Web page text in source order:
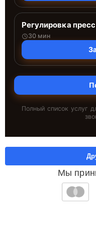
Регулировка
30 мин
Полный список услуг
Мы